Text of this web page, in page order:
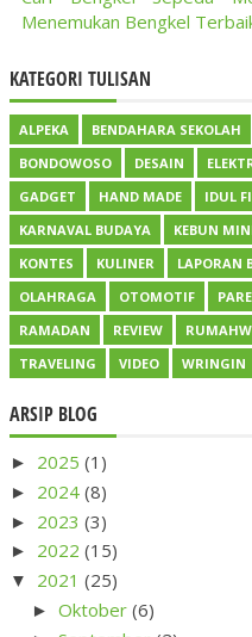
Menemukan Bengkel
KATEGORI TULISAN
ALPEKA BENDAHARA SEKOLAH
BONDOWOSO
DESAIN
GADGET
HAND MADE IDUL
KARNAVAL BUDAYA
KEBUN
KONTES
KULINER LAPORAN
OLAHRAGA
OTOMOTIF
RAMADAN
REVIEW
TRAVELING
VIDEO WRINGIN
ARSIP BLOG
► 2025 (1)
► 2024 (8)
► 2023 (3)
► 2022 (15)
▼ 2021 (25)
► Oktober (6)